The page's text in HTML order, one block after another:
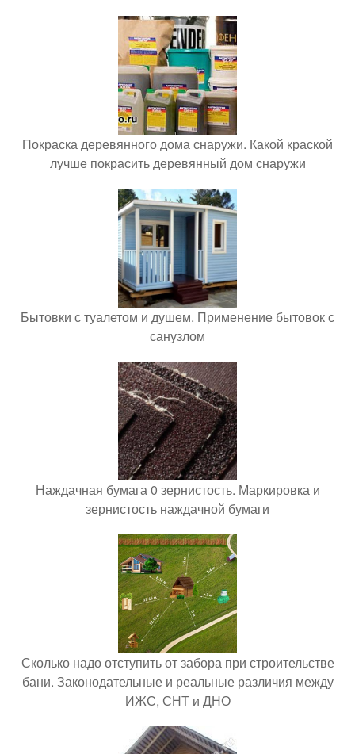
Покраска деревянного дома снаружи. Какой краской
лучше покрасить деревянный дом снаружи
Бытовки с туалетом и душем. Применение бытовок с
санузлом
Наждачная бумага 0 зернистость. Маркировка и
зернистость наждачной бумаги
Сколько надо отступить от забора при строительстве
бани. Законодательные и реальные различия между
ИЖС, СНТ и ДНО